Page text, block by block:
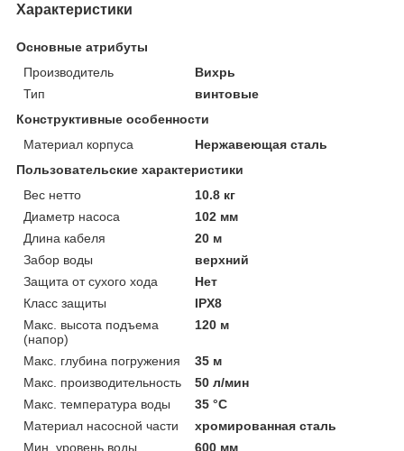
Характеристики
Основные атрибуты
Производитель
Вихрь
Тип
винтовые
Конструктивные особенности
Материал корпуса
Нержавеющая сталь
Пользовательские характеристики
Вес нетто
10.8 кг
Диаметр насоса
102 мм
Длина кабеля
20 м
Забор воды
верхний
Защита от сухого хода
Нет
Класс защиты
IPX8
Макс. высота подъема
(напор)
120 м
Макс. глубина погружения
35 м
Макс. производительность
50 л/мин
Макс. температура воды
35 °C
Материал насосной части
хромированная сталь
Мин. уровень воды
600 мм